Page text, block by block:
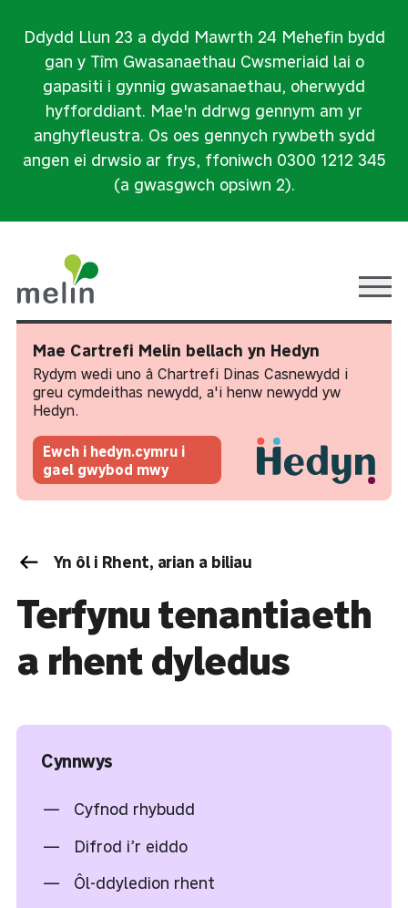
Ddydd Llun 23 a dydd Mawrth 24 Mehefin bydd
gan y Tîm Gwasanaethau Cwsmeriaid lai o
gapasiti i gynnig gwasanaethau, oherwydd
hyfforddiant. Mae'n ddrwg gennym am yr
anghyfleustra. Os oes gennych rywbeth sydd
angen ei drwsio ar frys, ffoniwch 0300 1212 345
(a gwasgwch opsiwn 2).
Mae Cartrefi Melin bellach yn Hedyn
Rydym wedi uno â Chartrefi Dinas Casnewydd i
greu cymdeithas newydd, a'i henw newydd yw
Hedyn.
Ewch i hedyn.cymru i
gael gwybod mwy
Yn ôl i Rhent, arian a biliau
Terfynu tenantiaeth
a rhent dyledus
Cynnwys
Cyfnod rhybudd
Difrod i’r eiddo
Ôl-ddyledion rhent